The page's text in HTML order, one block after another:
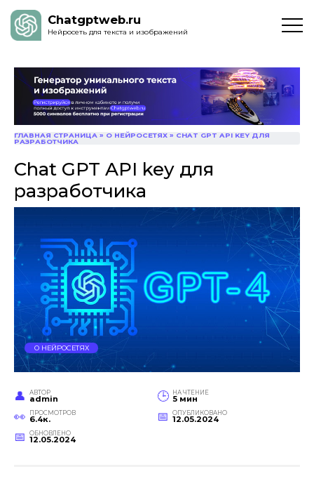
Chatgptweb.ru
Нейросеть для текста и изображений
ГЛАВНАЯ СТРАНИЦА » О НЕЙРОСЕТЯХ » CHAT GPT API KEY ДЛЯ
РАЗРАБОТЧИКА
Chat GPT API key для
разработчика
О НЕЙРОСЕТЯХ
АВТОР
admin
НА ЧТЕНИЕ
5 мин
ПРОСМОТРОВ
6.4к.
ОПУБЛИКОВАНО
12.05.2024
ОБНОВЛЕНО
12.05.2024